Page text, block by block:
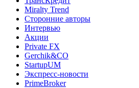
Miralty Trend
Сторонние авторы
Интервью
Акции
Private FX
Gerchik&CO
StartupUM
Экспресс-новости
PrimeBroker